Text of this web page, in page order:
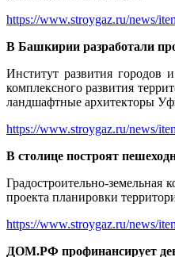
https://www.stroygaz.ru/news/
В Башкирии разработали
Институт развития
комплексного развития
ландшафтные архитекторы
https://www.stroygaz.ru/news/
В столице построят
Градостроительно-земельная
проекта планировки
https://www.stroygaz.ru/news/
ДОМ.РФ профинансирует